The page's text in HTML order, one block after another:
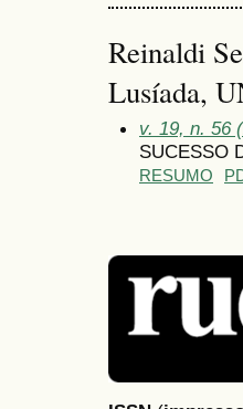
Reinaldi
Lusíada,
v. 19, n. 56
SUCESSO
RESUMO